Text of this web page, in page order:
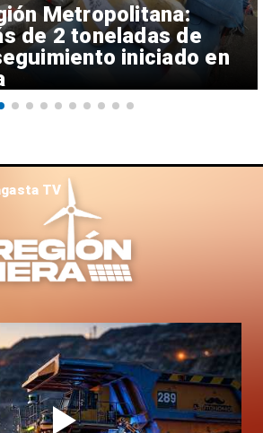
Metropolitana:
de 2 toneladas de
iniciado en
TV